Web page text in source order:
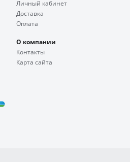
Личный кабинет
Доставка
Оплата
О компании
Контакты
Карта сайта